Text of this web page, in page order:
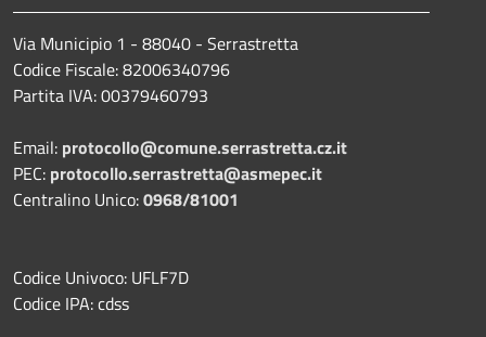
Via Municipio 1 - 88040 - Serrastretta
Codice Fiscale: 82006340796
Partita IVA: 00379460793
Email: protocollo@comune.serrastretta.cz.it
PEC: protocollo.serrastretta@asmepec.it
Centralino Unico:0968/81001
Codice Univoco: UFLF7D
Codice IPA: cdss